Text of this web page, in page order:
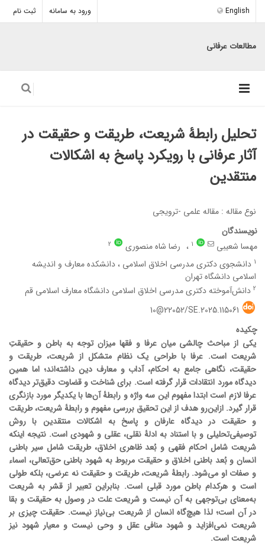
ورود به سامانه ثبت نام English
مطالعات عرفانی
تحلیل رابطۀ شریعت، طریقت و حقیقت در
آثار عرفانی با رویکرد پاسخ به اشکالات
منتقدین
نوع مقاله : مقاله علمی -ترویجی
نویسندگان
مهسا شعیبی
1 رضا شاه منصوری
2
1 دانشجوی دکتری مدرسی اخلاق اسلامی ، دانشکده معارف و اندیشه
اسلامی دانشگاه تهران
2 دانش‌آموخته دکتری مدرسی اخلاق اسلامی دانشگاه معارف اسلامی قم
10@22052/SE.2025.115061
چکیده
یکی از مباحث چالشی میان عرفا و فقها میزان توجه به باطن و حقیقتِ
شریعت است. عرفا با طراحی یک نظام متشکل از شریعت، طریقت و
حقیقت، نگاهی جامع به احکام، آداب و معارف دین داشته‌اند؛ اما همین
دیدگاه مورد انتقادات قرار گرفته است. برای شناخت و قضاوت دقیق‌تر دیدگاه
عرفا لازم است ابتدا مفهوم این سه واژه و رابطۀ آن‌ها با یکدیگر مورد بازنگری
قرار گیرد. ازاین‌رو هدف از این تحقیق بررسی مفهوم و رابطۀ شریعت، طریقت
و حقیقت در دیدگاه عارفان و پاسخ به اشکالات منتقدین با روش
توصیفی‌تحلیلی و با استناد به ادلۀ نقلی، عقلی و شهودی است. نتیجه اینکه
شریعت شامل احکام فقهی و بُعد ظاهری اخلاق، طریقت شامل سیر باطنی
انسان و بُعد باطنی اخلاق و حقیقت مربوط به شهود باطنی حق‌تعالی، اسماء
و صفات او می‌شود. رابطۀ شریعت، طریقت و حقیقت نه عرضی، بلکه طولی
است و هرکدام باطن مورد قبلی است. بنابراین تعبیر از قشر به شریعت
به‌معنای بی‌توجهی به آن نیست و شریعت علت در وصول به حقیقت و بقا
در آن است؛ لذا هیچ‌گاه انسان از شریعت بی‌نیاز نیست. حقیقت چیزی بر
شریعت نمی‌افزاید و شهود منافی عقل و وحی نیست و معیار شهود نیز
شریعت است.